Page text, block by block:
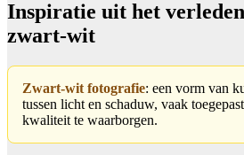
Inspiratie uit het
zwart-wit
Zwart-wit fotografie: een vorm van
tussen licht en schaduw, vaak
kwaliteit te waarborgen.